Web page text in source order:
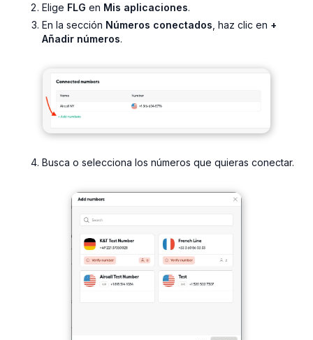
Elige FLG en Mis aplicaciones.
En la sección Números conectados , haz clic en +
Añadir números.
Busca o selecciona los números que quieras conectar.